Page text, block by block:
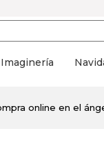
Imaginería
online en el